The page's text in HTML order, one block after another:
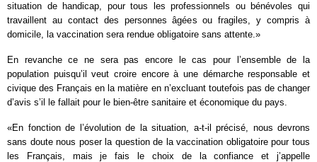
situation de handicap, pour tous les professionnels ou bénévoles qui
travaillent au contact des personnes âgées ou fragiles, y compris à
domicile, la vaccination sera rendue obligatoire sans attente.»
En revanche ce ne sera pas encore le cas pour l’ensemble de la
population puisqu’il veut croire encore à une démarche responsable et
civique des Français en la matière en n’excluant toutefois pas de changer
d’avis s’il le fallait pour le bien-être sanitaire et économique du pays.
«En fonction de l’évolution de la situation, a-t-il précisé, nous devrons
sans doute nous poser la question de la vaccination obligatoire pour tous
les Français, mais je fais le choix de la confiance et j’appelle